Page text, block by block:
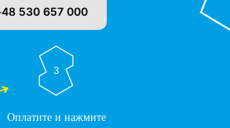
530 657 000
3
Оплатите и нажмите